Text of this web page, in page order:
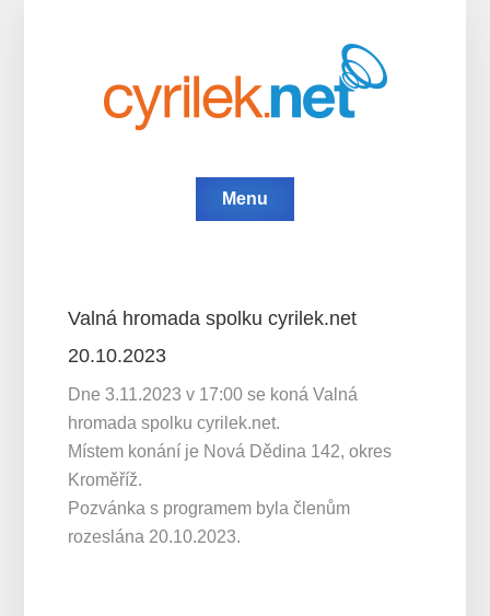
Menu
Valná hromada spolku cyrilek.net
20.10.2023
Dne 3.11.2023 v 17:00 se koná Valná
hromada spolku cyrilek.net.
Místem konání je Nová Dědina 142, okres
Kroměříž.
Pozvánka s programem byla členům
rozeslána 20.10.2023.